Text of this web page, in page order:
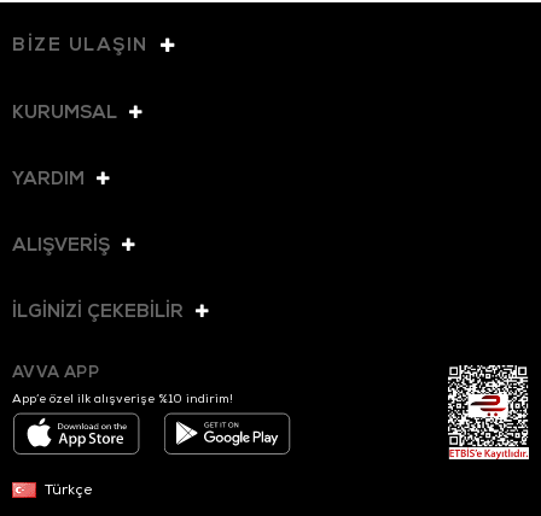
BİZE ULAŞIN
KURUMSAL
YARDIM
ALIŞVERİŞ
İLGİNİZİ ÇEKEBİLİR
AVVA APP
App’e özel ilk alışverişe %10 indirim!
Türkçe